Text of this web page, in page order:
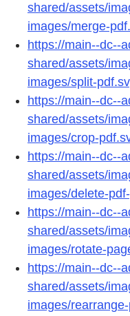
shared/assets/
images/merge-
https://main--dc--
shared/assets/
images/split-
https://main--dc--
shared/assets/
images/crop-
https://main--dc--
shared/assets/
images/delete-
https://main--dc--
shared/assets/
images/rotate-
https://main--dc--
shared/assets/
images/